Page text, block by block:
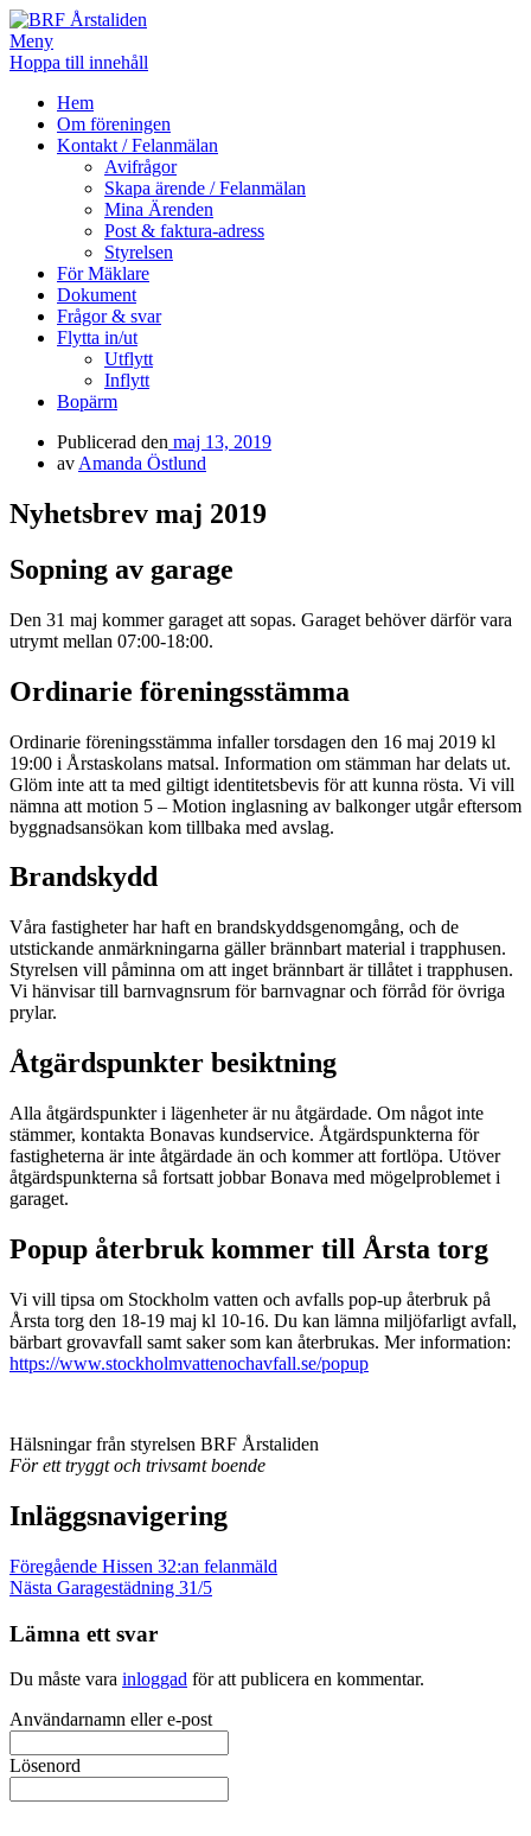
BRF Årstaliden
Meny
Hoppa till innehåll
Hem
Om föreningen
Kontakt / Felanmälan
Avifrågor
Skapa ärende / Felanmälan
Mina Ärenden
Post & faktura-adress
Styrelsen
För Mäklare
Dokument
Frågor & svar
Flytta in/ut
Utflytt
Inflytt
Bopärm
Publicerad den maj 13, 2019
av Amanda Östlund
Nyhetsbrev maj 2019
Sopning av garage
Den 31 maj kommer garaget att sopas. Garaget behöver därför vara
utrymt mellan 07:00-18:00.
Ordinarie föreningsstämma
Ordinarie föreningsstämma infaller torsdagen den 16 maj 2019 kl
19:00 i Årstaskolans matsal. Information om stämman har delats ut.
Glöm inte att ta med giltigt identitetsbevis för att kunna rösta. Vi vill
nämna att motion 5 – Motion inglasning av balkonger utgår eftersom
byggnadsansökan kom tillbaka med avslag.
Brandskydd
Våra fastigheter har haft en brandskyddsgenomgång, och de
utstickande anmärkningarna gäller brännbart material i trapphusen.
Styrelsen vill påminna om att inget brännbart är tillåtet i trapphusen.
Vi hänvisar till barnvagnsrum för barnvagnar och förråd för övriga
prylar.
Åtgärdspunkter besiktning
Alla åtgärdspunkter i lägenheter är nu åtgärdade. Om något inte
stämmer, kontakta Bonavas kundservice. Åtgärdspunkterna för
fastigheterna är inte åtgärdade än och kommer att fortlöpa. Utöver
åtgärdspunkterna så fortsatt jobbar Bonava med mögelproblemet i
garaget.
Popup återbruk kommer till Årsta torg
Vi vill tipsa om Stockholm vatten och avfalls pop-up återbruk på
Årsta torg den 18-19 maj kl 10-16. Du kan lämna miljöfarligt avfall,
bärbart grovavfall samt saker som kan återbrukas. Mer information:
https://www.stockholmvattenochavfall.se/popup
Hälsningar från styrelsen BRF Årstaliden
För ett tryggt och trivsamt boende
Inläggsnavigering
Föregående Hissen 32:an felanmäld
Nästa Garagestädning 31/5
Lämna ett svar
Du måste vara inloggad för att publicera en kommentar.
Användarnamn eller e-post
Lösenord